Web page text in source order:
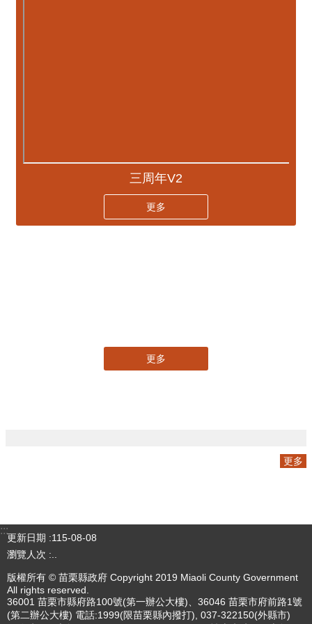
三周年V2
更多
更多
更多
:::
更新日期
115-08-08
瀏覽人次
版權所有 © 苗栗縣政府 Copyright 2019 Miaoli County Government
All rights reserved.
36001 苗栗市縣府路100號(第一辦公大樓)、36046 苗栗市府前路1號
(第二辦公大樓) 電話:1999(限苗栗縣內撥打), 037-322150(外縣市)